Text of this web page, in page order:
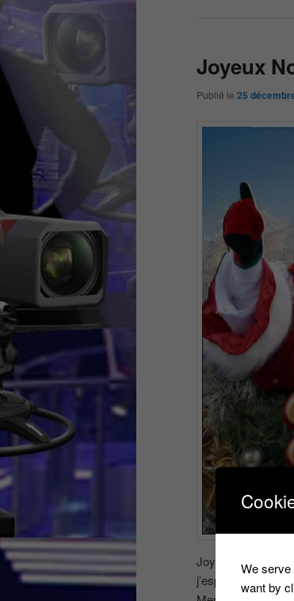
Joyeux
Publié le 25
Joyeux Noël 2018,
j’espère que
We
want by